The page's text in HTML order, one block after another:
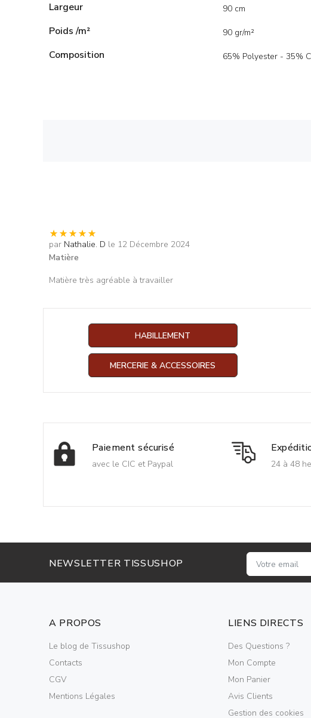
Largeur 90 cm
Poids /m² 90 gr/m²
Composition 65% Polyester - 35%
par Nathalie. D le 12 Décembre 2024
Matière
Matière très agréable à travailler
HABILLEMENT
MERCERIE & ACCESSOIRES
Paiement sécurisé
avec le CIC et Paypal 24 à 48
NEWSLETTER TISSUSHOP
A PROPOS
Le blog de Tissushop
Contacts
CGV
Mentions Légales
LIENS DIRECTS
Des Questions ?
Mon Compte
Mon Panier
Avis Clients
Gestion des cookies